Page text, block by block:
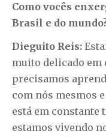
Como vocês
Brasil e do
Dieguito Reis:
muito delicado em
precisamos
com nós mesmos
está em constante
estamos vivendo